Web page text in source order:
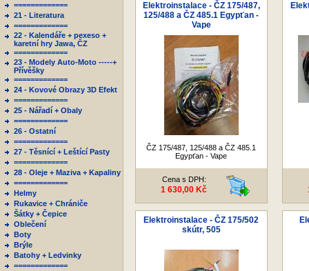
=============
21 - Literatura
=============
22 - Kalendáře + pexeso +
karetní hry Jawa, ČZ
=============
23 - Modely Auto-Moto -----+
Přívěšky
=============
24 - Kovové Obrazy 3D Efekt
=============
25 - Nářadí + Obaly
=============
26 - Ostatní
=============
27 - Těsnící + Leštící Pasty
=============
28 - Oleje + Maziva + Kapaliny
=============
Helmy
Rukavice + Chrániče
Šátky + Čepice
Oblečení
Boty
Brýle
Batohy + Ledvinky
=============
Elektroinstalace - ČZ 175/487,
125/488 a ČZ 485.1 Egypťan -
Vape
ČZ 175/487, 125/488 a ČZ 485.1
Egypťan - Vape
Cena s DPH:
1 630,00 Kč
Elektroinstalace - ČZ 175/502
skútr, 505